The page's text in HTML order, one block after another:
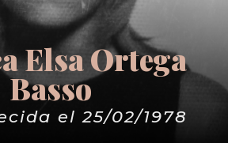
Elsa Ortega
Basso
el 25/02/1978